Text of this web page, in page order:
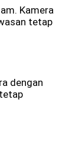
Kamera
tetap
dengan